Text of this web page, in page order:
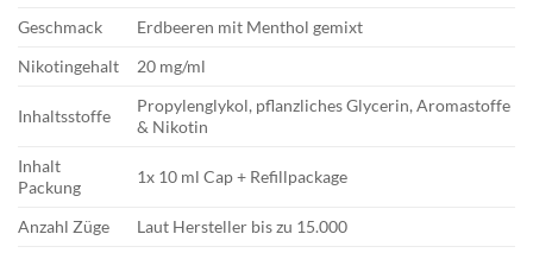
Geschmack
Erdbeeren mit Menthol gemixt
Nikotingehalt
20 mg/ml
Inhaltsstoffe
Propylenglykol, pflanzliches Glycerin, Aromastoffe
& Nikotin
Inhalt
Packung
1x 10 ml Cap + Refillpackage
Anzahl Züge
Laut Hersteller bis zu 15.000